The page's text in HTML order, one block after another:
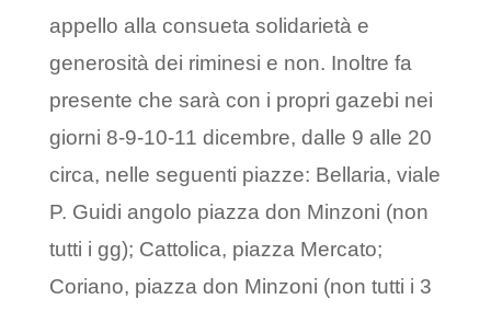
appello alla consueta solidarietà e
generosità dei riminesi e non. Inoltre fa
presente che sarà con i propri gazebi nei
giorni 8-9-10-11 dicembre, dalle 9 alle 20
circa, nelle seguenti piazze: Bellaria, viale
P. Guidi angolo piazza don Minzoni (non
tutti i gg); Cattolica, piazza Mercato;
Coriano, piazza don Minzoni (non tutti i 3